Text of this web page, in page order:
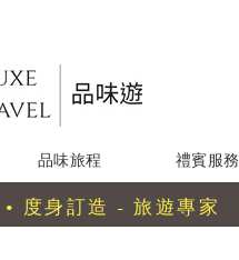
品味旅程 禮賓服務
度身訂造 - 旅遊專家